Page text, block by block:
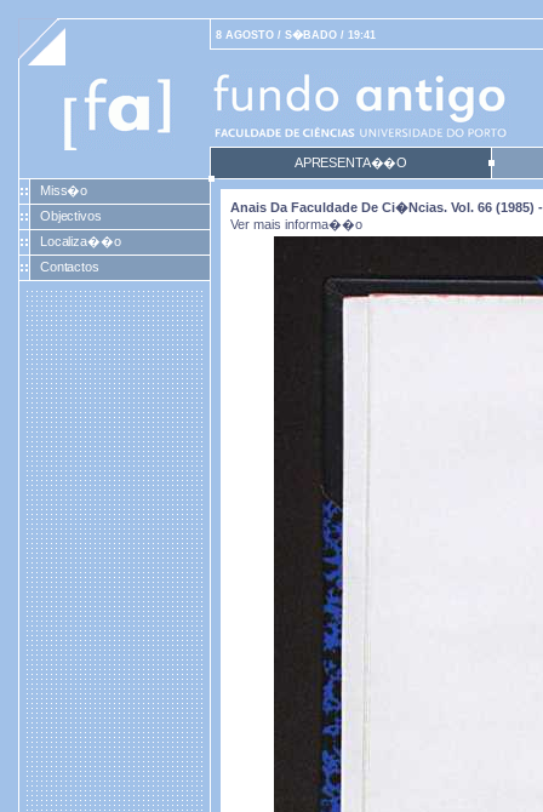
8 AGOSTO / S�BADO / 19:41
APRESENTA��O
Miss�o
Objectivos
Localiza��o
Contactos
Anais Da Faculdade De Ci�ncias. Vol. 66 (1985)
Ver mais informa��o